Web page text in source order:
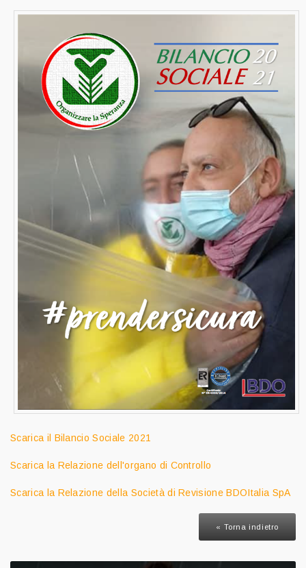
Scarica il Bilancio Sociale 2021
Scarica la Relazione dell'organo di Controllo
Scarica la Relazione della Società di Revisione BDOItalia SpA
« Torna indietro